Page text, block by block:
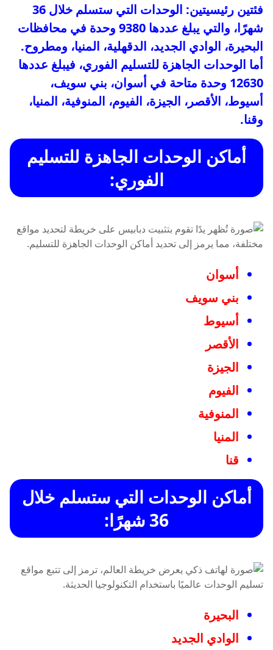
فئتين رئيسيتين: الوحدات التي ستسلم خلال 36
شهرًا، والتي يبلغ عددها 9380 وحدة في محافظات
البحيرة، الوادي الجديد، الدقهلية، المنيا، ومطروح.
أما الوحدات الجاهزة للتسليم الفوري، فيبلغ عددها
12630 وحدة متاحة في أسوان، بني سويف،
أسيوط، الأقصر، الجيزة، الفيوم، المنوفية، المنيا،
وقنا.
أماكن الوحدات الجاهزة للتسليم
الفوري:
أسوان
بني سويف
أسيوط
الأقصر
الجيزة
الفيوم
المنوفية
المنيا
قنا
أماكن الوحدات التي ستسلم خلال
36 شهرًا:
البحيرة
الوادي الجديد